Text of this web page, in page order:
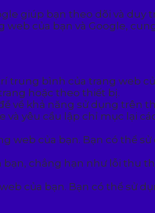
giúp bạn theo dõi và duy
của bạn và Google,
trung bình của trang web
hoặc theo thiết bị.
về khả năng sử dụng trên
và yêu cầu lập chỉ mục lại
web của bạn. Bạn có thể
bạn, chẳng hạn như lỗi thu
của bạn. Bạn có thể sử